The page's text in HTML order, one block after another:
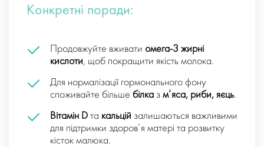
Конкретні поради:
Продовжуйте вживати омега-3 жирні
кислоти, щоб покращити якість молока.
Для нормалізації гормонального фону
споживайте більше білка з м’яса, риби, яєць.
Вітамін D та кальцій залишаються важливими
для підтримки здоров’я матері та розвитку
кісток малюка.